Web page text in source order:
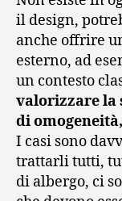
il design,
anche offrire
esterno, ad
un contesto
valorizzare la
di
I casi sono
trattarli tutti,
di albergo, ci